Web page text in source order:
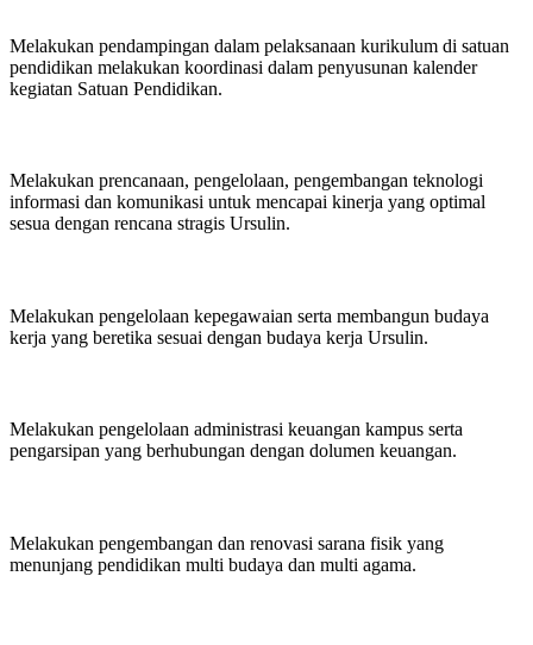
Melakukan pendampingan dalam pelaksanaan kurikulum di satuan
pendidikan melakukan koordinasi dalam penyusunan kalender
kegiatan Satuan Pendidikan.
Melakukan prencanaan, pengelolaan, pengembangan teknologi
informasi dan komunikasi untuk mencapai kinerja yang optimal
sesua dengan rencana stragis Ursulin.
Melakukan pengelolaan kepegawaian serta membangun budaya
kerja yang beretika sesuai dengan budaya kerja Ursulin.
Melakukan pengelolaan administrasi keuangan kampus serta
pengarsipan yang berhubungan dengan dolumen keuangan.
Melakukan pengembangan dan renovasi sarana fisik yang
menunjang pendidikan multi budaya dan multi agama.